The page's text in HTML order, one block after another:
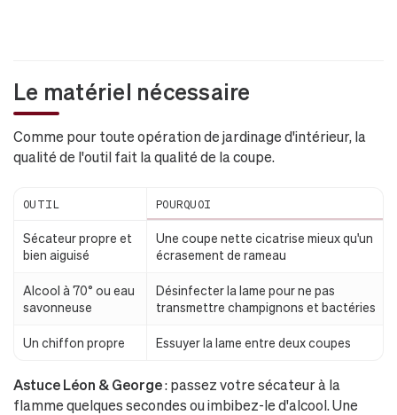
Le matériel nécessaire
Comme pour toute opération de jardinage d'intérieur, la
qualité de l'outil fait la qualité de la coupe.
OUTIL POURQUOI
Sécateur propre et
bien aiguisé
Une coupe nette cicatrise mieux qu'un
écrasement de rameau
Alcool à 70° ou eau
savonneuse
Désinfecter la lame pour ne pas
transmettre champignons et bactéries
Un chiffon propre Essuyer la lame entre deux coupes
Astuce Léon & George: passez votre sécateur à la
flamme quelques secondes ou imbibez-le d'alcool. Une